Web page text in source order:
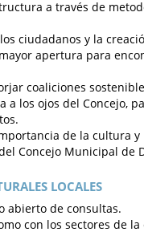
a través de
ciudadanos y la
apertura para
coaliciones
los ojos del Concejo,
de la cultura
Concejo Municipal de
LOCALES
abierto de consultas.
con los sectores de